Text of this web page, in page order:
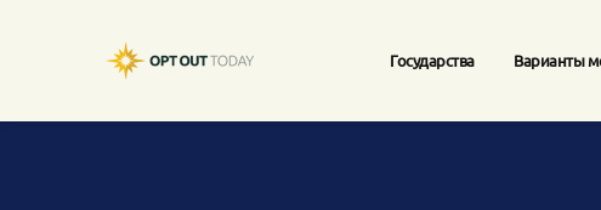
Государства Варианты